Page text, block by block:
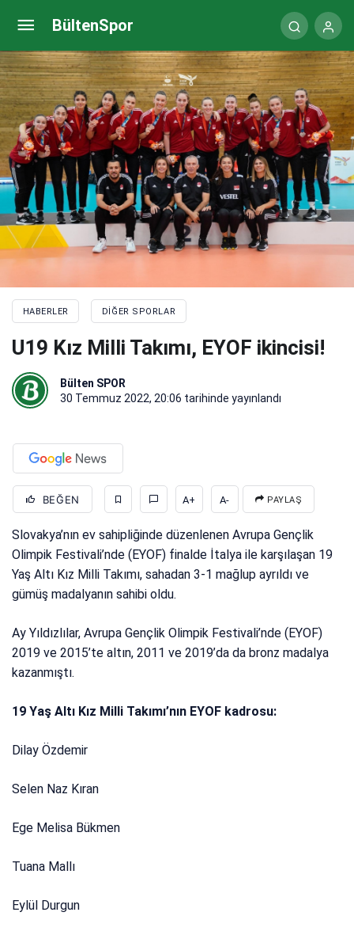
BültenSpor
HABERLER DIĞER SPORLAR
U19 Kız Milli Takımı, EYOF ikincisi!
Bülten SPOR
30 Temmuz 2022, 20:06 tarihinde yayınlandı
BEĞEN A+ A- PAYLAŞ
Slovakya’nın ev sahipliğinde düzenlenen Avrupa Gençlik
Olimpik Festivali’nde (EYOF) finalde İtalya ile karşılaşan 19
Yaş Altı Kız Milli Takımı, sahadan 3-1 mağlup ayrıldı ve
gümüş madalyanın sahibi oldu.
Ay Yıldızlılar, Avrupa Gençlik Olimpik Festivali’nde (EYOF)
2019 ve 2015’te altın, 2011 ve 2019’da da bronz madalya
kazanmıştı.
19 Yaş Altı Kız Milli Takımı’nın EYOF kadrosu:
Dilay Özdemir
Selen Naz Kıran
Ege Melisa Bükmen
Tuana Mallı
Eylül Durgun
18 Yaş Altı Erkek Milli Takımı, EYOF’u 4. tamamladı